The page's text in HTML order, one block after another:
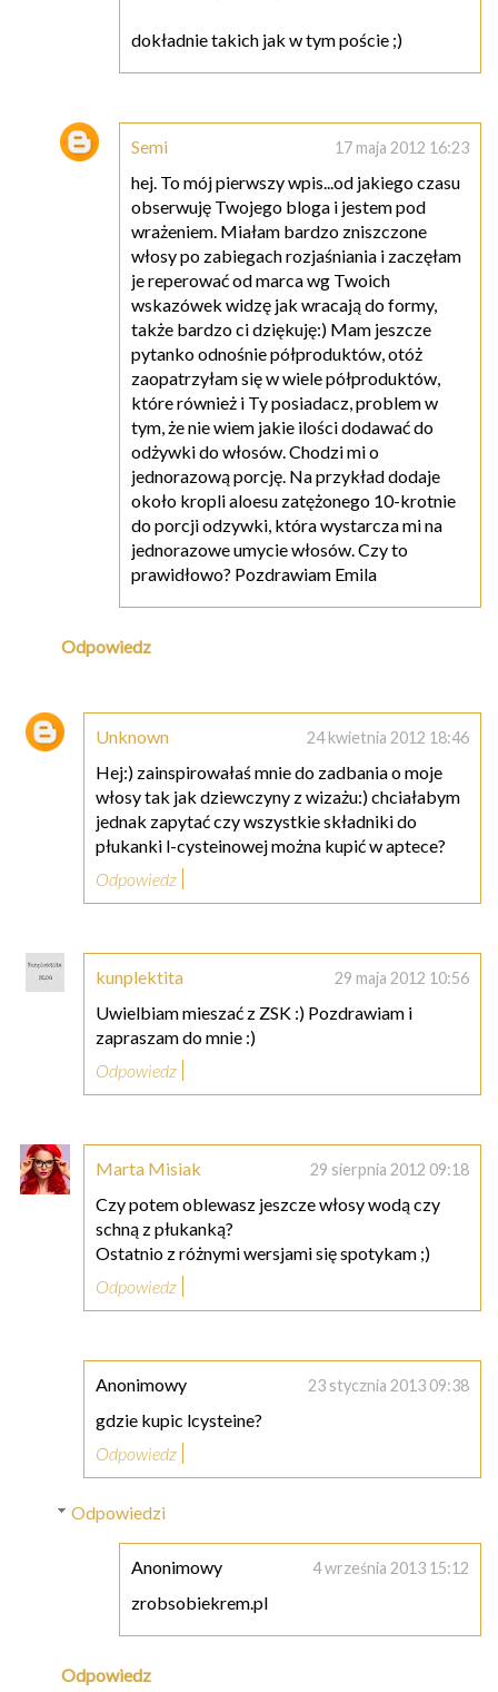
dokładnie takich jak w tym poście ;)
Semi 17 maja 2012 16:23
hej. To mój pierwszy wpis...od jakiego czasu
obserwuję Twojego bloga i jestem pod
wrażeniem. Miałam bardzo zniszczone
włosy po zabiegach rozjaśniania i zaczęłam
je reperować od marca wg Twoich
wskazówek widzę jak wracają do formy,
także bardzo ci dziękuję:) Mam jeszcze
pytanko odnośnie półproduktów, otóż
zaopatrzyłam się w wiele półproduktów,
które również i Ty posiadacz, problem w
tym, że nie wiem jakie ilości dodawać do
odżywki do włosów. Chodzi mi o
jednorazową porcję. Na przykład dodaje
około kropli aloesu zatężonego 10-krotnie
do porcji odzywki, która wystarcza mi na
jednorazowe umycie włosów. Czy to
prawidłowo? Pozdrawiam Emila
Odpowiedz
Unknown 24 kwietnia 2012 18:46
Hej:) zainspirowałaś mnie do zadbania o moje
włosy tak jak dziewczyny z wizażu:) chciałabym
jednak zapytać czy wszystkie składniki do
płukanki l-cysteinowej można kupić w aptece?
Odpowiedz
kunplektita 29 maja 2012 10:56
Uwielbiam mieszać z ZSK :) Pozdrawiam i
zapraszam do mnie :)
Odpowiedz
Marta Misiak 29 sierpnia 2012 09:18
Czy potem oblewasz jeszcze włosy wodą czy
schną z płukanką?
Ostatnio z różnymi wersjami się spotykam ;)
Odpowiedz
Anonimowy 23 stycznia 2013 09:38
gdzie kupic lcysteine?
Odpowiedz
Odpowiedzi
Anonimowy 4 września 2013 15:12
zrobsobiekrem.pl
Odpowiedz